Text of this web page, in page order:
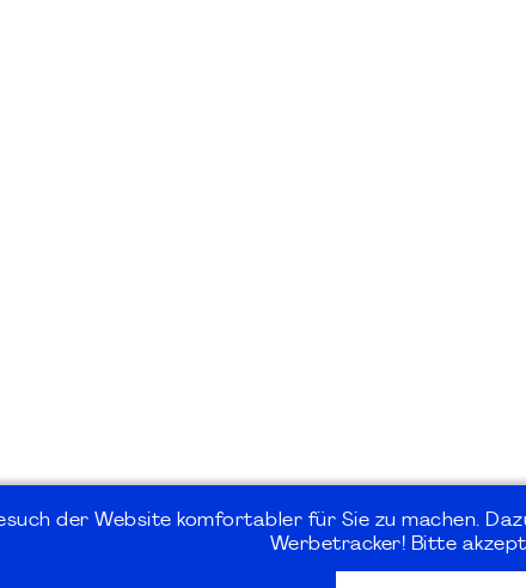
der Website komfortabler für Sie zu machen.
Werbetracker! Bitte